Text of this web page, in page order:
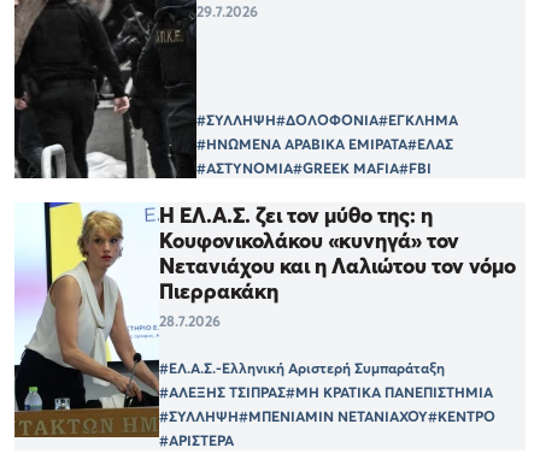
29.7.2026
#ΣΥΛΛΗΨΗ#ΔΟΛΟΦΟΝΙΑ#ΕΓΚΛΗΜΑ
#ΗΝΩΜΕΝΑ ΑΡΑΒΙΚΑ ΕΜΙΡΑΤΑ#ΕΛΑΣ
#ΑΣΤΥΝΟΜΙΑ#GREEK MAFIA#FBI
H ΕΛ.Α.Σ. ζει τον μύθο της: η
Κουφονικολάκου «κυνηγά» τον
Νετανιάχου και η Λαλιώτου τον νόμο
Πιερρακάκη
28.7.2026
#ΕΛ.Α.Σ.-Ελληνική Αριστερή Συμπαράταξη
#ΑΛΕΞΗΣ ΤΣΙΠΡΑΣ#ΜΗ ΚΡΑΤΙΚΑ ΠΑΝΕΠΙΣΤΗΜΙΑ
#ΣΥΛΛΗΨΗ#ΜΠΕΝΙΑΜΙΝ ΝΕΤΑΝΙΑΧΟΥ#ΚΕΝΤΡΟ
#ΑΡΙΣΤΕΡΑ